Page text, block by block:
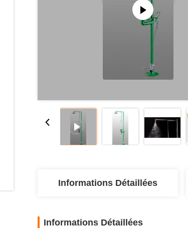
Informations Détaillées
Informations Détaillées